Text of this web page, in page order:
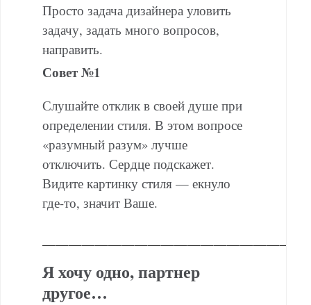
Просто задача дизайнера уловить
задачу, задать много вопросов,
направить.
Совет №1
Слушайте отклик в своей душе при
определении стиля. В этом вопросе
«разумный разум» лучше
отключить. Сердце подскажет.
Видите картинку стиля — екнуло
где-то, значит Ваше.
———————————————————
Я хочу одно, партнер
другое…